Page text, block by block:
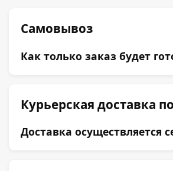
Самовывоз
Как только заказ будет
Курьерская доставка
Доставка осуществляется